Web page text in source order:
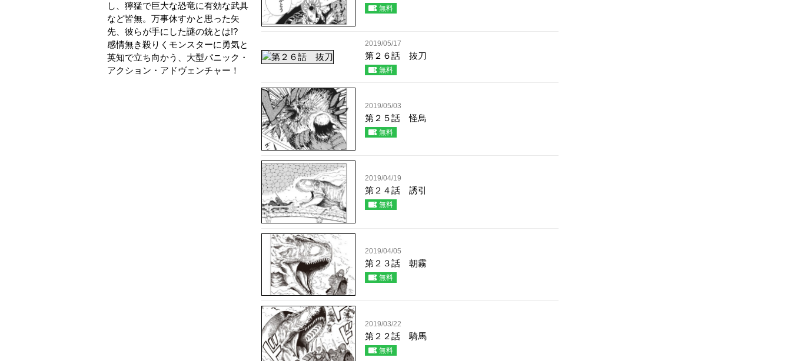
し、獰猛で巨大な恐竜に有効な武具
など皆無。万事休すかと思った矢
先、彼らが手にした謎の銃とは!?
感情無き殺りくモンスターに勇気と
英知で立ち向かう、大型パニック・
アクション・アドヴェンチャー！
無料
2019/05/17
第２６話 抜刀
無料
2019/05/03
第２５話 怪鳥
無料
2019/04/19
第２４話 誘引
無料
2019/04/05
第２３話 朝霧
無料
2019/03/22
第２２話 騎馬
無料